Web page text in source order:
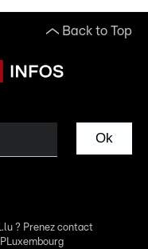
Back to Top
Ok
? Prenez contact